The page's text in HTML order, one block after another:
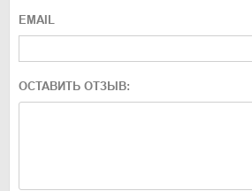
EMAIL
ОСТАВИТЬ ОТЗЫВ: